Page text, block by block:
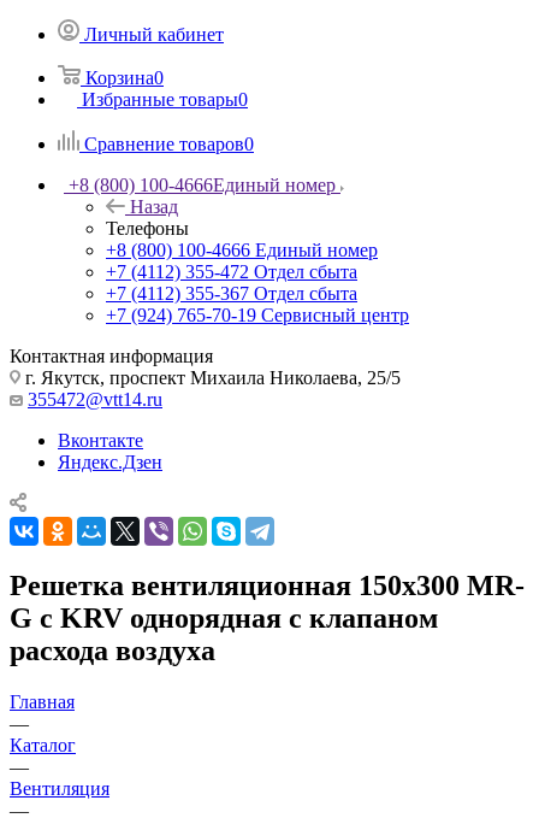
Личный кабинет
Корзина0
Избранные товары0
Сравнение товаров0
+8 (800) 100-4666Единый номер
Назад
Телефоны
+8 (800) 100-4666 Единый номер
+7 (4112) 355-472 Отдел сбыта
+7 (4112) 355-367 Отдел сбыта
+7 (924) 765-70-19 Сервисный центр
Контактная информация
г. Якутск, проспект Михаила Николаева, 25/5
355472@vtt14.ru
Вконтакте
Яндекс.Дзен
Решетка вентиляционная 150х300 MR-
G с KRV однорядная с клапаном
расхода воздуха
Главная
—
Каталог
—
Вентиляция
—